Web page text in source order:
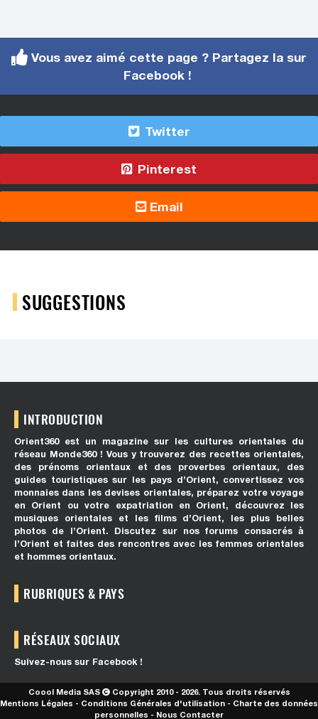
Vous avez aimé cette page ? Partagez la sur
Facebook !
Twitter
Pinterest
Email
SUGGESTIONS
INTRODUCTION
Orient360 est un magazine sur les cultures orientales du
réseau Monde360 ! Vous y trouverez des recettes orientales,
des prénoms orientaux et des proverbes orientaux, des
guides touristiques sur les pays d’Orient, convertissez vos
monnaies dans les devises orientales, préparez votre voyage
en Orient ou votre expatriation en Orient, découvrez les
musiques orientales et les films d’Orient, les plus belles
photos de l’Orient. Discutez sur nos forums consacrés à
l’Orient et faites des rencontres avec les femmes orientales
et hommes orientaux.
RUBRIQUES & PAYS
RÉSEAUX SOCIAUX
Suivez-nous sur Facebook !
Coool Media SAS
Copyright 2010 - 2026. Tous droits réservés
Mentions Légales - Conditions Générales d'utilisation - Charte des données
personnelles - Nous Contacter